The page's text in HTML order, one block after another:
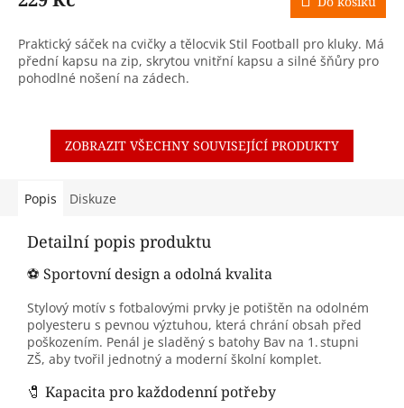
Praktický sáček na cvičky a tělocvik Stil Football pro kluky. Má
přední kapsu na zip, skrytou vnitřní kapsu a silné šňůry pro
pohodlné nošení na zádech.
ZOBRAZIT VŠECHNY SOUVISEJÍCÍ PRODUKTY
Popis Diskuze
Detailní popis produktu
⚽ Sportovní design a odolná kvalita
Stylový motív s fotbalovými prvky je potištěn na odolném
polyesteru s pevnou výztuhou, která chrání obsah před
poškozením. Penál je sladěný s batohy Bav na 1. stupni
ZŠ, aby tvořil jednotný a moderní školní komplet.
🧷 Kapacita pro každodenní potřeby